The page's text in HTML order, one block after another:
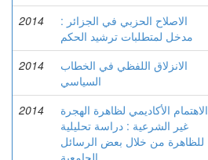
2014
الاصلاح الحزبي في الجزائر :
مدخل لمتطلبات ترشيد الحكم
2014
الانزلاق اللفظي في الخطاب
السياسي
2014
الاهتمام الأكاديمي لظاهرة الهجرة
غير الشرعية : دراسة تحليلية
للظاهرة من خلال بعض الرسائل
الجامعية